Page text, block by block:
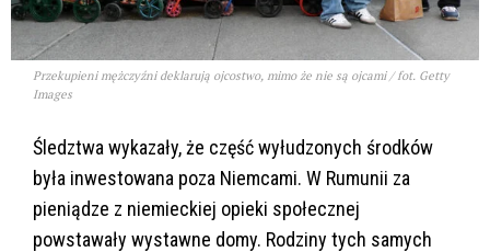
Przekupieni mężczyźni deklarują ojcostwo, mimo że nie są ojcami / fot. Getty
Images
Śledztwa wykazały, że część wyłudzonych środków
była inwestowana poza Niemcami. W Rumunii za
pieniądze z niemieckiej opieki społecznej
powstawały wystawne domy. Rodziny tych samych